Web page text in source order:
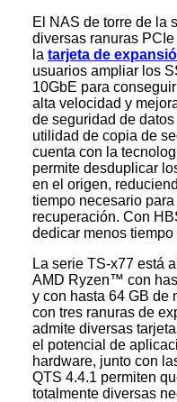
El NAS de torre de la
diversas ranuras
la tarjeta de
usuarios ampliar los
10GbE para
alta velocidad y
de seguridad de
utilidad de copia de
cuenta con la
permite desduplicar
en el origen,
tiempo necesario
recuperación. Con
dedicar menos
La serie TS-x77 está
AMD Ryzen™ con
y con hasta 64 GB de
con tres ranuras de
admite diversas
el potencial de
hardware, junto con
QTS 4.4.1 permiten
totalmente diversas